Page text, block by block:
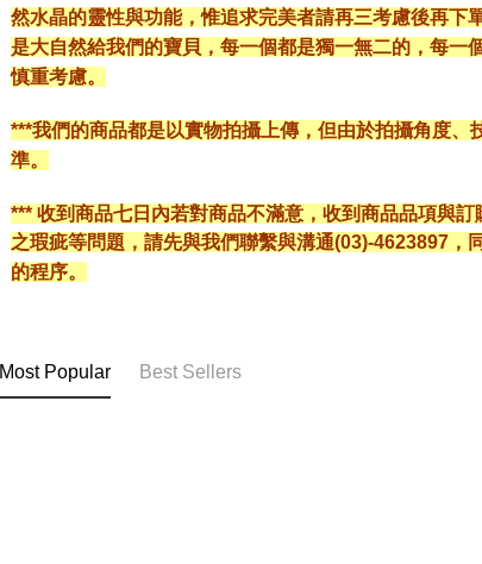
然水晶的靈性與功能，惟追求完美者請再三考慮後再
是大自然給我們的寶貝，每一個都是獨一無二的，每
慎重考慮。
***我們的商品都是以實物拍攝上傳，但由於拍攝角度
準。
*** 收到商品七日內若對商品不滿意，收到商品品項與
之瑕疵等問題，請先與我們聯繫與溝通(03)-4623897
的程序。
Most Popular Best Sellers